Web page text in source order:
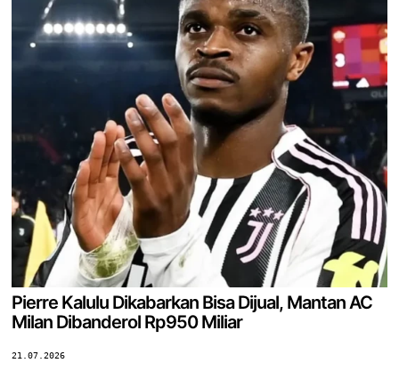
Pierre Kalulu Dikabarkan Bisa Dijual, Mantan AC
Milan Dibanderol Rp950 Miliar
21.07.2026